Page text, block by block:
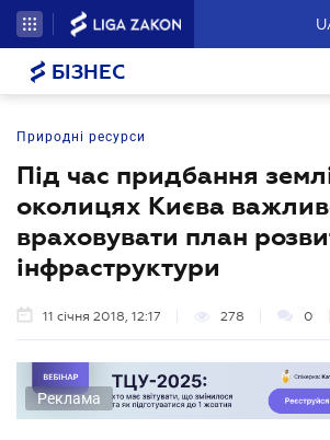
БІЗНЕС
Природні ресурси
Під час придбання
околицях Києва
враховувати план
інфраструктури
11 січня 2018, 12:17 278 0
Реклама